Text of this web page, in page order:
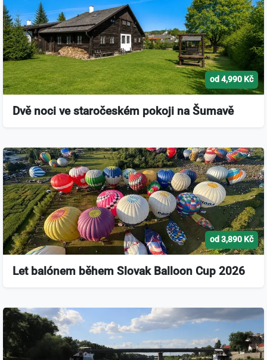
od 4,990 Kč
Dvě noci ve staročeském pokoji na Šumavě
od 3,890 Kč
Let balónem během Slovak Balloon Cup 2026